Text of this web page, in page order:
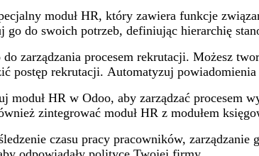
moduł HR, który zawiera funkcje
do swoich potrzeb, definiując hierarchię
zarządzania procesem rekrutacji. Możesz
postęp rekrutacji. Automatyzuj
HR w Odoo, aby zarządzać procesem
zintegrować moduł HR z modułem
czasu pracy pracowników,